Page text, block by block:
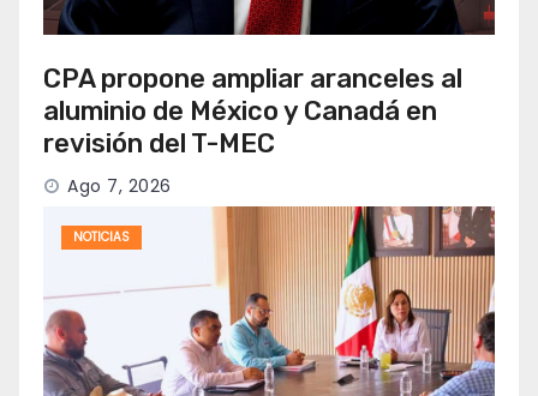
CPA propone ampliar aranceles al
aluminio de México y Canadá en
revisión del T-MEC
Ago 7, 2026
NOTICIAS